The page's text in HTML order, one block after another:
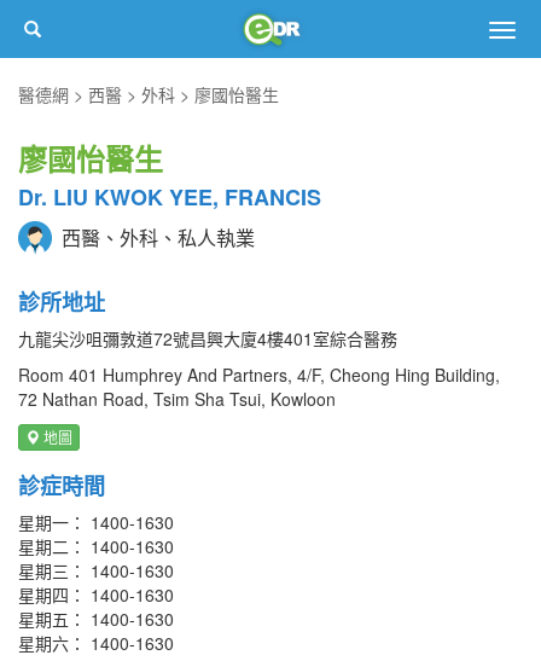
醫德網
西醫 外科 廖國怡醫生
廖國怡醫生
Dr. LIU KWOK YEE, FRANCIS
西醫、外科、私人執業
診所地址
九龍尖沙咀彌敦道72號昌興大廈4樓401室綜合醫務
Room 401 Humphrey And Partners, 4/F, Cheong Hing Building,
72 Nathan Road, Tsim Sha Tsui, Kowloon
地圖
診症時間
星期一： 1400-1630
星期二： 1400-1630
星期三： 1400-1630
星期四： 1400-1630
星期五： 1400-1630
星期六： 1400-1630